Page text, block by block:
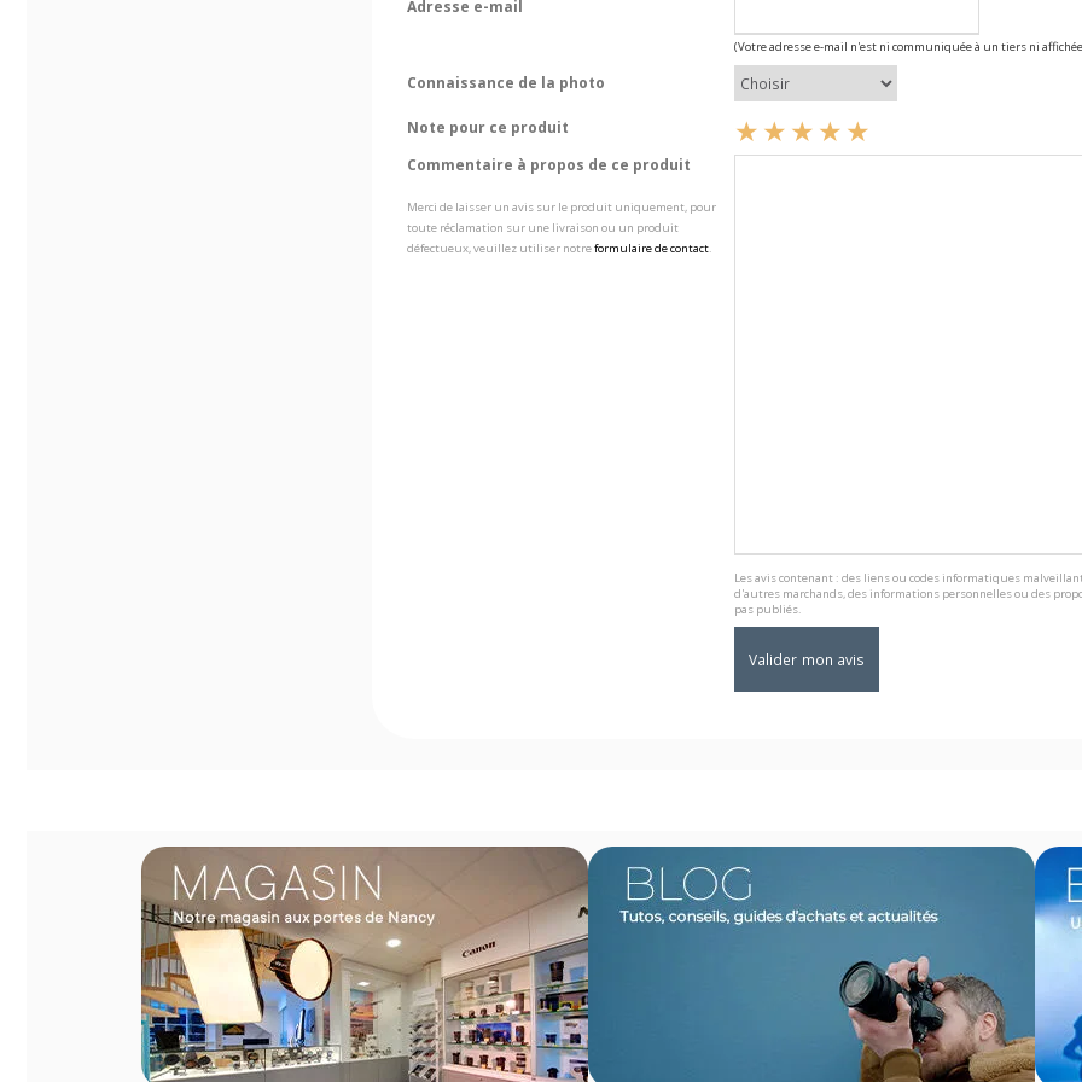
Adresse e-mail
(Votre adresse e-mail n'est ni communiquée à un tiers ni
Connaissance de la photo
Note pour ce produit
Commentaire à propos de ce produit
Merci de laisser un avis sur le produit uniquement, pour
toute réclamation sur une livraison ou un produit
défectueux, veuillez utiliser notreformulaire de contact.
Les avis contenant : des liens ou codes informatiques
d'autres marchands, des informations personnelles ou des
pas publiés.